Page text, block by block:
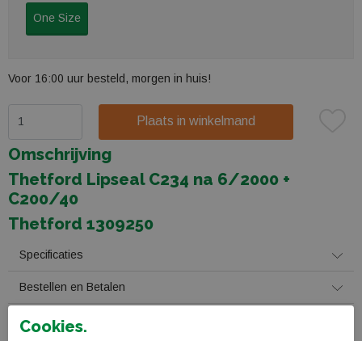
One Size
Voor 16:00 uur besteld, morgen in huis!
Plaats in winkelmand
Omschrijving
Thetford Lipseal C234 na 6/2000 +
C200/40
Thetford 1309250
Specificaties
Bestellen en Betalen
Verzending en levering
Cookies.